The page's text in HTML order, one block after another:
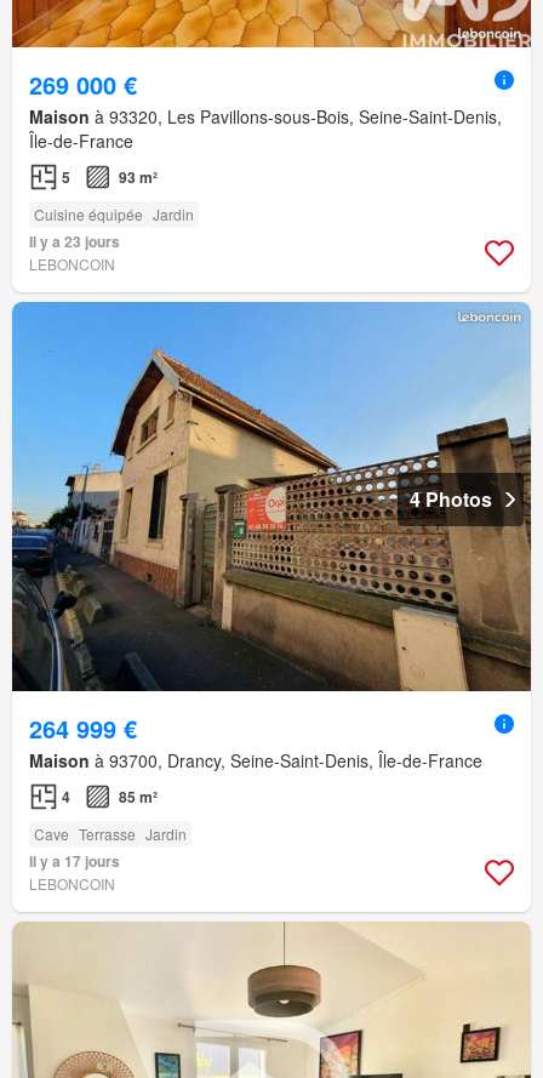
269 000 €
Maison à 93320, Les Pavillons-sous-Bois, Seine-Saint-Denis,
Île-de-France
5 93 m²
Cuisine équipée Jardin
Il y a 23 jours
LEBONCOIN
4 Photos
264 999 €
Maison à 93700, Drancy, Seine-Saint-Denis, Île-de-France
4 85 m²
Cave Terrasse Jardin
Il y a 17 jours
LEBONCOIN